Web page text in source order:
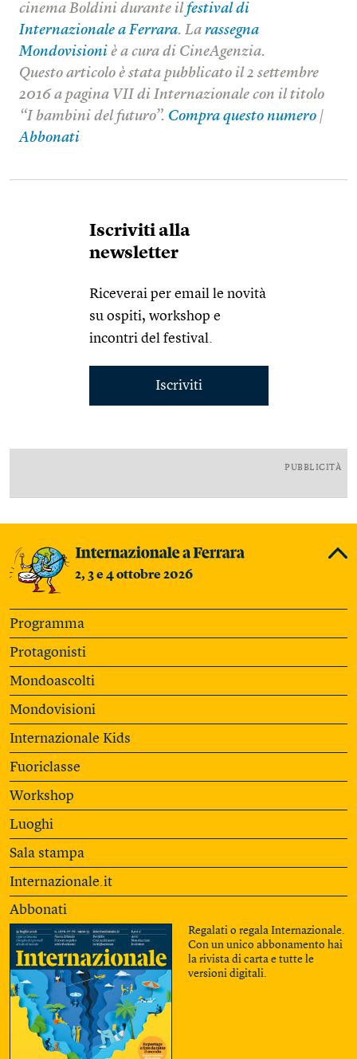
cinema Boldini durante il festival di
Internazionale a Ferrara. La rassegna
Mondovisioni è a cura di CineAgenzia.
Questo articolo è stata pubblicato il 2 settembre
2016 a pagina VII di Internazionale con il titolo
“I bambini del futuro”. Compra questo numero |
Abbonati
Iscriviti alla
newsletter
Riceverai per email le novità
su ospiti, workshop e
incontri del festival.
Iscriviti
PUBBLICITÀ
2, 3 e 4 ottobre 2026
Programma
Protagonisti
Mondoascolti
Mondovisioni
Internazionale Kids
Fuoriclasse
Workshop
Luoghi
Sala stampa
Internazionale.it
Abbonati
Regalati o regala Internazionale.
Con un unico abbonamento hai
la rivista di carta e tutte le
versioni digitali.